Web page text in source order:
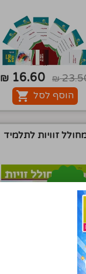
₪
16.60
₪
הוסף לסל
זוויות לתלמיד
חדש!!!
14.30